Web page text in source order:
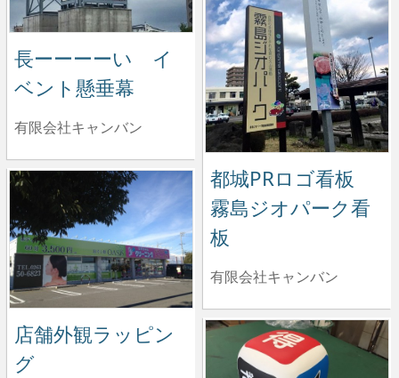
長ーーーーい イ
ベント懸垂幕
有限会社キャンバン
都城PRロゴ看板
霧島ジオパーク看
板
有限会社キャンバン
店舗外観ラッピン
グ